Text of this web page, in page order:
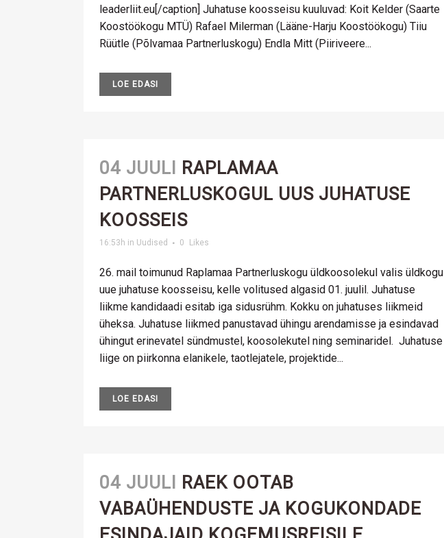
leaderliit.eu[/caption] Juhatuse koosseisu kuuluvad: Koit Kelder (Saarte
Koostöökogu MTÜ) Rafael Milerman (Lääne-Harju Koostöökogu) Tiiu
Rüütle (Põlvamaa Partnerluskogu) Endla Mitt (Piiriveere...
LOE EDASI
04 JUULI
RAPLAMAA
PARTNERLUSKOGUL UUS JUHATUSE
KOOSSEIS
16:53h in Uudised 0 Likes
26. mail toimunud Raplamaa Partnerluskogu üldkoosolekul valis üldkogu
uue juhatuse koosseisu, kelle volitused algasid 01. juulil. Juhatuse
liikme kandidaadi esitab iga sidusrühm. Kokku on juhatuses liikmeid
üheksa. Juhatuse liikmed panustavad ühingu arendamisse ja esindavad
ühingut erinevatel sündmustel, koosolekutel ning seminaridel. Juhatuse
liige on piirkonna elanikele, taotlejatele, projektide...
LOE EDASI
04 JUULI
RAEK OOTAB
VABAÜHENDUSTE JA KOGUKONDADE